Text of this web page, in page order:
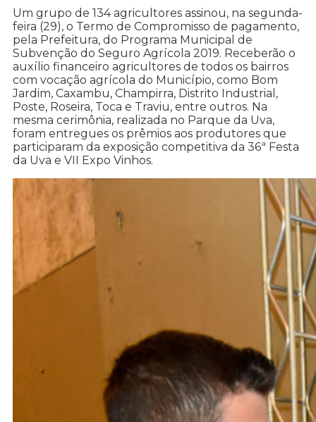
Um grupo de 134 agricultores assinou, na segunda-
feira (29), o Termo de Compromisso de pagamento,
pela Prefeitura, do Programa Municipal de
Subvenção do Seguro Agrícola 2019. Receberão o
auxílio financeiro agricultores de todos os bairros
com vocação agrícola do Município, como Bom
Jardim, Caxambu, Champirra, Distrito Industrial,
Poste, Roseira, Toca e Traviu, entre outros. Na
mesma cerimônia, realizada no Parque da Uva,
foram entregues os prêmios aos produtores que
participaram da exposição competitiva da 36ª Festa
da Uva e VII Expo Vinhos.